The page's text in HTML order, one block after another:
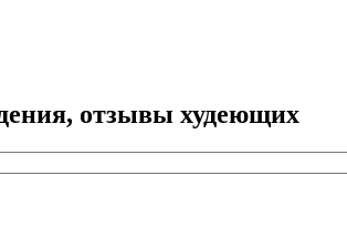
отзывы худеющих